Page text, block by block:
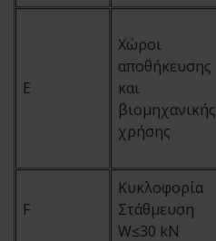
E
Χώροι
αποθήκευσης
και
βιομηχανικής
χρήσης
F
Κυκλοφορία
Στάθμευση
W≤30 kΝ